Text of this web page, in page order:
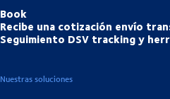
Book
Recibe una cotización envío
Seguimiento DSV tracking y
Nuestras soluciones